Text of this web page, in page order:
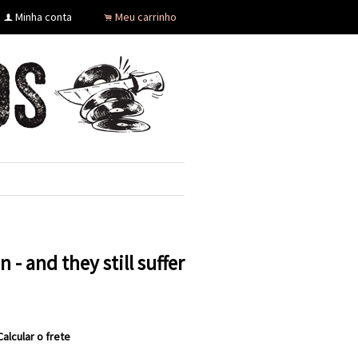
f Minha conta . Meu carrinho
- and they still suffer
o frete